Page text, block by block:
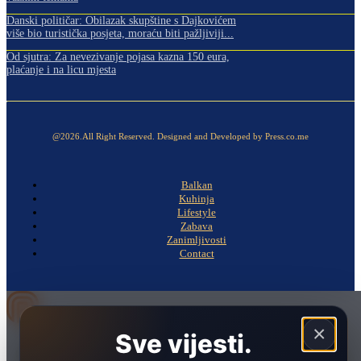
Danski političar: Obilazak skupštine s Dajkovićem
više bio turistička posjeta, moraću biti pažljiviji...
Od sjutra: Za nevezivanje pojasa kazna 150 eura,
plaćanje i na licu mjesta
@2026.All Right Reserved. Designed and Developed by Press.co.me
Balkan
Kuhinja
Lifestyle
Zabava
Zanimljivosti
Contact
×
Sve vijesti.